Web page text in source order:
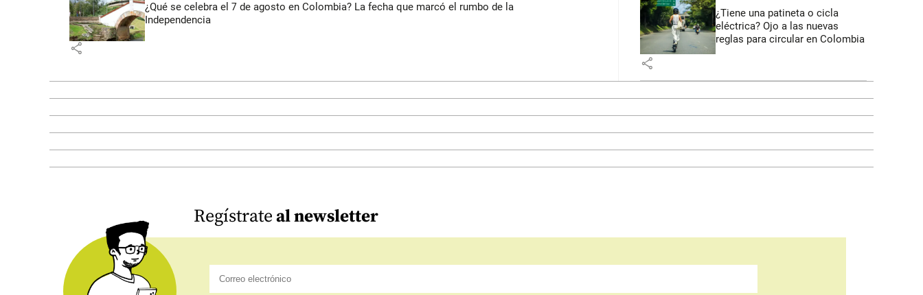
¿Qué se celebra el 7 de agosto en Colombia? La fecha que marcó el rumbo de la
Independencia
share
¿Tiene una patineta o cicla
eléctrica? Ojo a las nuevas
reglas para circular en Colombia
share
Regístrateal newsletter